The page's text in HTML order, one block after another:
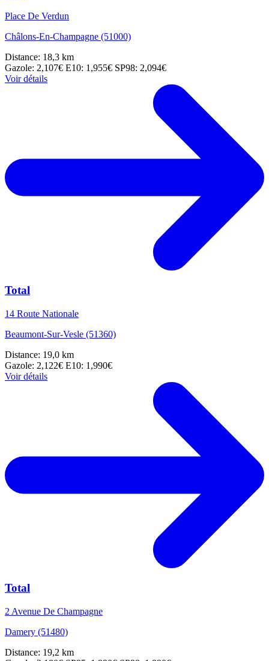
Place De Verdun
Châlons-En-Champagne (51000)
Distance: 18,3 km
Gazole: 2,107€ E10: 1,955€ SP98: 2,094€
Voir détails
Total
14 Route Nationale
Beaumont-Sur-Vesle (51360)
Distance: 19,0 km
Gazole: 2,122€ E10: 1,990€
Voir détails
Total
2 Avenue De Champagne
Damery (51480)
Distance: 19,2 km